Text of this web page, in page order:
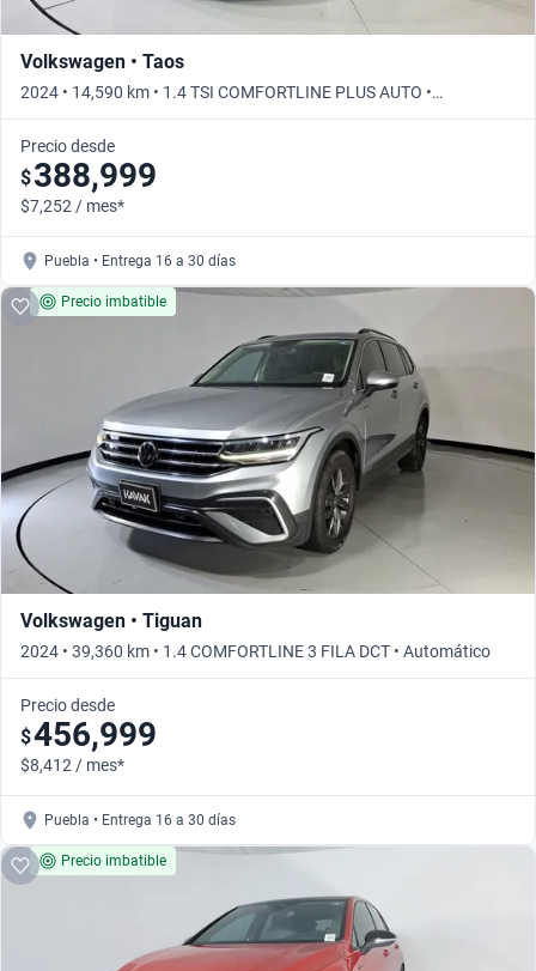
Volkswagen • Taos
2024 • 14,590 km • 1.4 TSI COMFORTLINE PLUS AUTO •
Automático
Precio desde
$388,999
$7,252 / mes*
Puebla • Entrega 16 a 30 días
Precio imbatible
Volkswagen • Tiguan
2024 • 39,360 km • 1.4 COMFORTLINE 3 FILA DCT • Automático
Precio desde
$456,999
$8,412 / mes*
Puebla • Entrega 16 a 30 días
Precio imbatible